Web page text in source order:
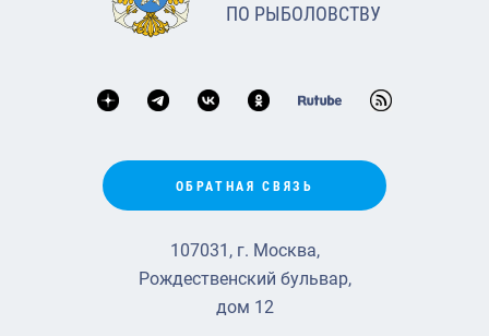
ПО РЫБОЛОВСТВУ
ОБРАТНАЯ СВЯЗЬ
107031, г. Москва,
Рождественский бульвар,
дом 12